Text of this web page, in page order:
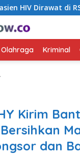
Dompu, DPRD
Olahraga Kriminal
Kirim
dan